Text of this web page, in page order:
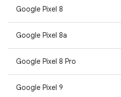
Google Pixel 8
Google Pixel 8a
Google Pixel 8 Pro
Google Pixel 9